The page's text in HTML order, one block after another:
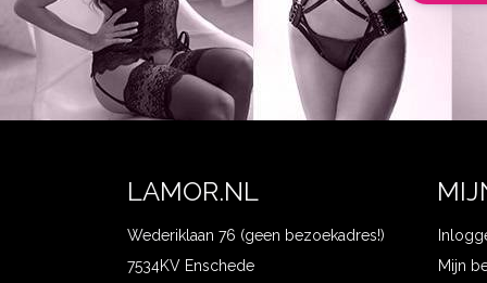
LAMOR.NL
Wederiklaan 76 (geen bezoekadres!)
7534KV Enschede
Mijn